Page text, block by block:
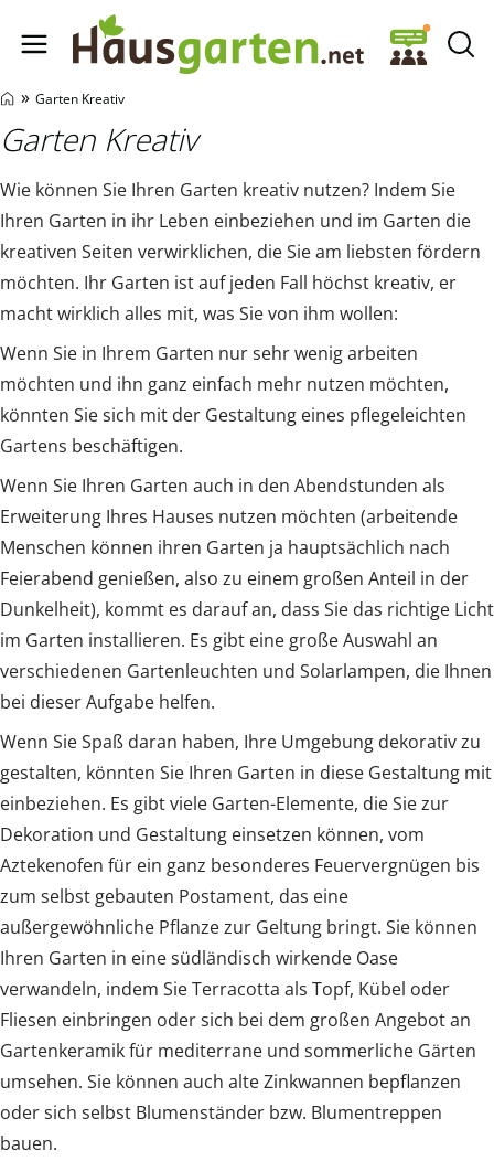
Hausgarten.net
» Garten Kreativ
Garten Kreativ
Wie können Sie Ihren Garten kreativ nutzen? Indem Sie
Ihren Garten in ihr Leben einbeziehen und im Garten die
kreativen Seiten verwirklichen, die Sie am liebsten fördern
möchten. Ihr Garten ist auf jeden Fall höchst kreativ, er
macht wirklich alles mit, was Sie von ihm wollen:
Wenn Sie in Ihrem Garten nur sehr wenig arbeiten
möchten und ihn ganz einfach mehr nutzen möchten,
könnten Sie sich mit der Gestaltung eines pflegeleichten
Gartens beschäftigen.
Wenn Sie Ihren Garten auch in den Abendstunden als
Erweiterung Ihres Hauses nutzen möchten (arbeitende
Menschen können ihren Garten ja hauptsächlich nach
Feierabend genießen, also zu einem großen Anteil in der
Dunkelheit), kommt es darauf an, dass Sie das richtige Licht
im Garten installieren. Es gibt eine große Auswahl an
verschiedenen Gartenleuchten und Solarlampen, die Ihnen
bei dieser Aufgabe helfen.
Wenn Sie Spaß daran haben, Ihre Umgebung dekorativ zu
gestalten, könnten Sie Ihren Garten in diese Gestaltung mit
einbeziehen. Es gibt viele Garten-Elemente, die Sie zur
Dekoration und Gestaltung einsetzen können, vom
Aztekenofen für ein ganz besonderes Feuervergnügen bis
zum selbst gebauten Postament, das eine
außergewöhnliche Pflanze zur Geltung bringt. Sie können
Ihren Garten in eine südländisch wirkende Oase
verwandeln, indem Sie Terracotta als Topf, Kübel oder
Fliesen einbringen oder sich bei dem großen Angebot an
Gartenkeramik für mediterrane und sommerliche Gärten
umsehen. Sie können auch alte Zinkwannen bepflanzen
oder sich selbst Blumenständer bzw. Blumentreppen
bauen.